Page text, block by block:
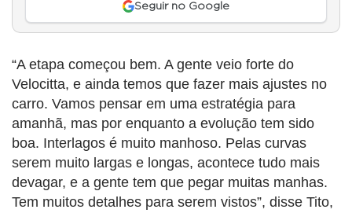
Seguir no Google
“A etapa começou bem. A gente veio forte do
Velocitta, e ainda temos que fazer mais ajustes no
carro. Vamos pensar em uma estratégia para
amanhã, mas por enquanto a evolução tem sido
boa. Interlagos é muito manhoso. Pelas curvas
serem muito largas e longas, acontece tudo mais
devagar, e a gente tem que pegar muitas manhas.
Tem muitos detalhes para serem vistos”, disse Tito,